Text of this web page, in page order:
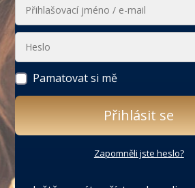
Pamatovat si mě
Přihlásit se
Zapomněli jste heslo?